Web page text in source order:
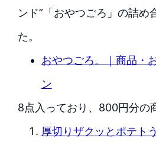
ンド”「おやつごろ」の詰め
た。
おやつごろ。｜商品・
ン
8点入っており、800円分の
厚切りザクッとポテト